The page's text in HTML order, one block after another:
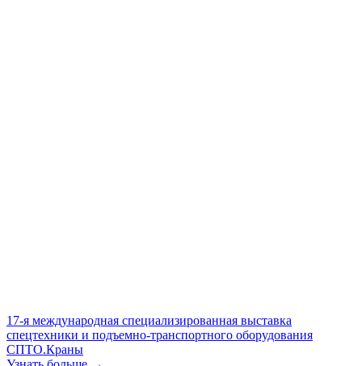
17-я международная специализированная выставка
спецтехники и подъемно-транспортного оборудования
СПТО.Краны